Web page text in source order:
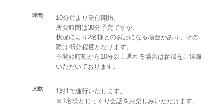
時間
10分前より受付開始。
所要時間は30分予定ですが、
状況により2名様とのお話になる場合があり、その
際は45分程度となります。
※開始時刻から10分以上遅れる場合は参加をご遠慮
いただいております。
人数
1対1で進行いたします。
※1名様とじっくり会話をお楽しみいただけます。